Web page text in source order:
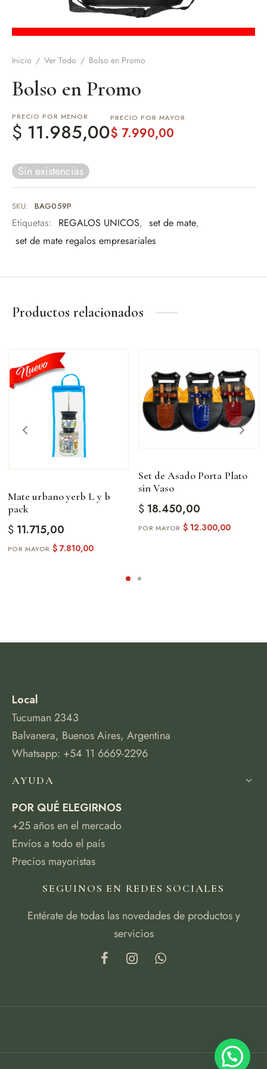
Inicio / Ver Todo / Bolso en Promo
Bolso en Promo
PRECIO POR MENOR
$ 11.985,00
PRECIO POR MAYOR
$ 7.990,00
Sin existencias
SKU: BAG059P
Etiquetas: REGALOS UNICOS, set de mate,
set de mate regalos empresariales
Productos relacionados
Mate urbano yerb L y b
pack
$11.715,00
$7.810,00
Set de Asado Porta Plato
sin Vaso
$18.450,00
$12.300,00
Local
Tucuman 2343
Balvanera, Buenos Aires, Argentina
Whatsapp: +54 11 6669-2296
AYUDA
POR QUÉ ELEGIRNOS
+25 años en el mercado
Envíos a todo el país
Precios mayoristas
SEGUINOS EN REDES SOCIALES
Entérate de todas las novedades de productos y
servicios
Asado y vino
y accesorios